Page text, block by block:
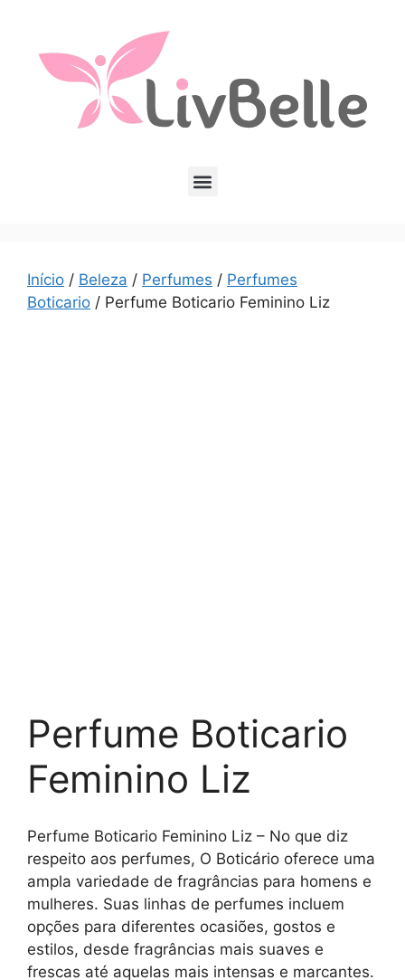
Início / Beleza / Perfumes / Perfumes
Boticario / Perfume Boticario Feminino Liz
Perfume Boticario
Feminino Liz
Perfume Boticario Feminino Liz – No que diz
respeito aos perfumes, O Boticário oferece uma
ampla variedade de fragrâncias para homens e
mulheres. Suas linhas de perfumes incluem
opções para diferentes ocasiões, gostos e
estilos, desde fragrâncias mais suaves e
frescas até aquelas mais intensas e marcantes.